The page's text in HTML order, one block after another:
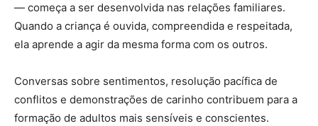
— começa a ser desenvolvida nas relações familiares.
Quando a criança é ouvida, compreendida e respeitada,
ela aprende a agir da mesma forma com os outros.
Conversas sobre sentimentos, resolução pacífica de
conflitos e demonstrações de carinho contribuem para a
formação de adultos mais sensíveis e conscientes.